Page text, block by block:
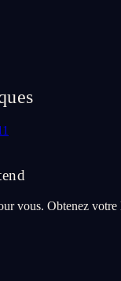
vous. Obtenez votre